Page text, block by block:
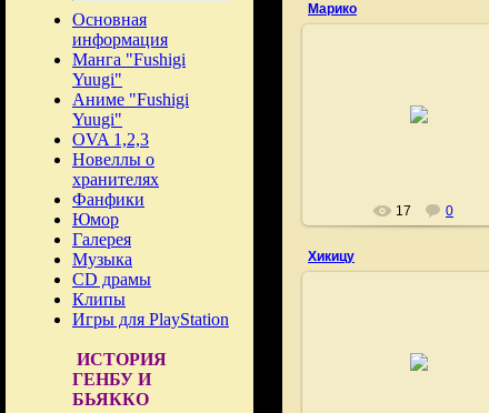
Основная
информация
Манга "Fushigi
Yuugi"
Аниме "Fushigi
Yuugi"
OVA 1,2,3
Новеллы о
хранителях
Фанфики
Юмор
Галерея
Музыка
CD драмы
Клипы
Игры для PlayStation
ИСТОРИЯ
ГЕНБУ И
БЬЯККО
Марико
17 0
Хикицу